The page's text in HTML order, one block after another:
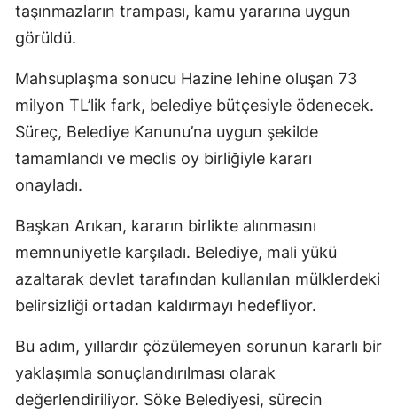
taşınmazların trampası, kamu yararına uygun
görüldü.
Mahsuplaşma sonucu Hazine lehine oluşan 73
milyon TL’lik fark, belediye bütçesiyle ödenecek.
Süreç, Belediye Kanunu’na uygun şekilde
tamamlandı ve meclis oy birliğiyle kararı
onayladı.
Başkan Arıkan, kararın birlikte alınmasını
memnuniyetle karşıladı. Belediye, mali yükü
azaltarak devlet tarafından kullanılan mülklerdeki
belirsizliği ortadan kaldırmayı hedefliyor.
Bu adım, yıllardır çözülemeyen sorunun kararlı bir
yaklaşımla sonuçlandırılması olarak
değerlendiriliyor. Söke Belediyesi, sürecin